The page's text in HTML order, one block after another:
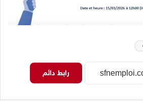
رابط دائم